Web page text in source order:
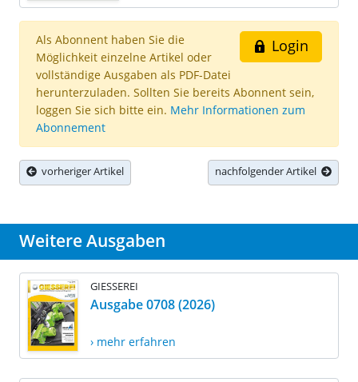
Login
Als Abonnent haben Sie die
Möglichkeit einzelne Artikel oder
vollständige Ausgaben als PDF-Datei
herunterzuladen. Sollten Sie bereits Abonnent sein,
loggen Sie sich bitte ein. Mehr Informationen zum
Abonnement
vorheriger Artikel nachfolgender Artikel
Weitere Ausgaben
GIESSEREI
Ausgabe 0708 (2026)
› mehr erfahren